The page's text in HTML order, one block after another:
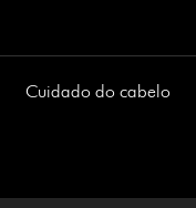
Cuidado do cabelo